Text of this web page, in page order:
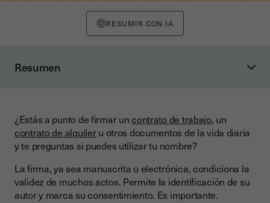
RESUMIR CON IA
Resumen
¿Cuáles son las reglas para una firma en un documento?
¿Puedo firmar un documento solo con mi nombre?
Información importante
¿Estás a punto de firmar uncontrato de trabajo, un
contrato de alquileru otros documentos de la vida diaria
y te preguntas si puedes utilizar tu nombre?
La firma, ya sea manuscrita u electrónica, condiciona la
validez de muchos actos. Permite la identificación de su
autor y marca su consentimiento. Es importante.